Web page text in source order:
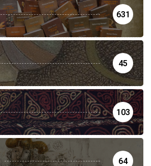
631
45
103
64